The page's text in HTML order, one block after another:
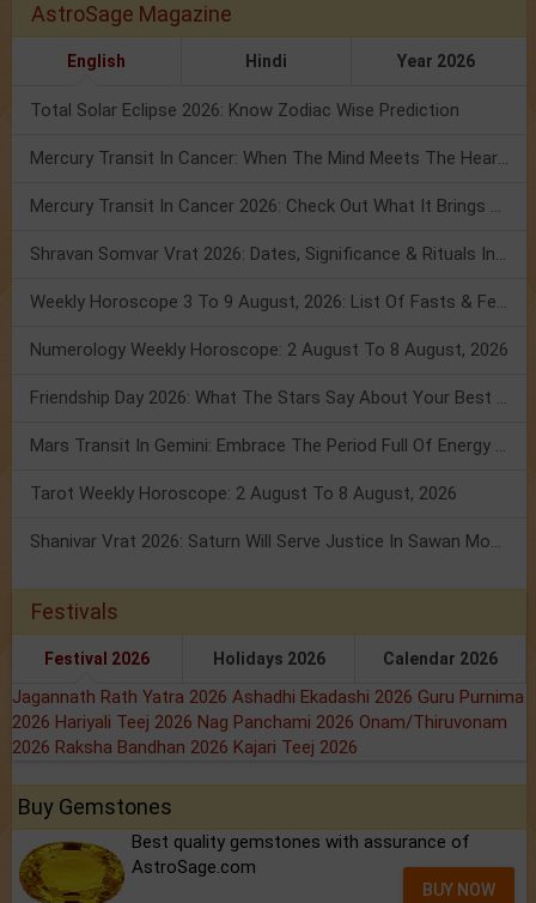
AstroSage Magazine
English Hindi Year 2026
Total Solar Eclipse 2026: Know Zodiac Wise Prediction
Mercury Transit In Cancer: When The Mind Meets The Heart!
Mercury Transit In Cancer 2026: Check Out What It Brings For You
Shravan Somvar Vrat 2026: Dates, Significance & Rituals In August
Weekly Horoscope 3 To 9 August, 2026: List Of Fasts & Festivals
Numerology Weekly Horoscope: 2 August To 8 August, 2026
Friendship Day 2026: What The Stars Say About Your Best Friend!
Mars Transit In Gemini: Embrace The Period Full Of Energy & Intelligence
Tarot Weekly Horoscope: 2 August To 8 August, 2026
Shanivar Vrat 2026: Saturn Will Serve Justice In Sawan Month!
Festivals
Festival 2026 Holidays 2026 Calendar 2026
Jagannath Rath Yatra 2026 Ashadhi Ekadashi 2026 Guru Purnima
2026 Hariyali Teej 2026 Nag Panchami 2026 Onam/Thiruvonam
2026 Raksha Bandhan 2026 Kajari Teej 2026
Buy Gemstones
Best quality gemstones with assurance of
AstroSage.com
BUY NOW